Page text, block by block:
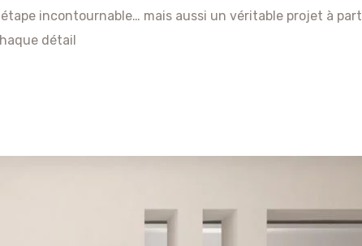
incontournable… mais aussi un véritable projet à part
détail